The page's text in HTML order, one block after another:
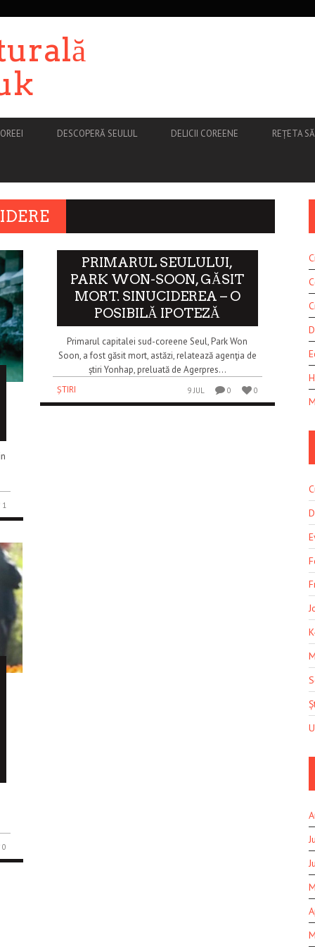
DESCOPERĂ SEULUL DELICII COREENE REȚETA
1
0
PRIMARUL SEULULUI,
PARK WON-SOON, GĂSIT
MORT. SINUCIDEREA – O
POSIBILĂ IPOTEZĂ
Primarul capitalei sud-coreene Seul, Park Won
Soon, a fost găsit mort, astăzi, relatează agenţia de
știri Yonhap, preluată de Agerpres...
ȘTIRI
9 JUL 0 0